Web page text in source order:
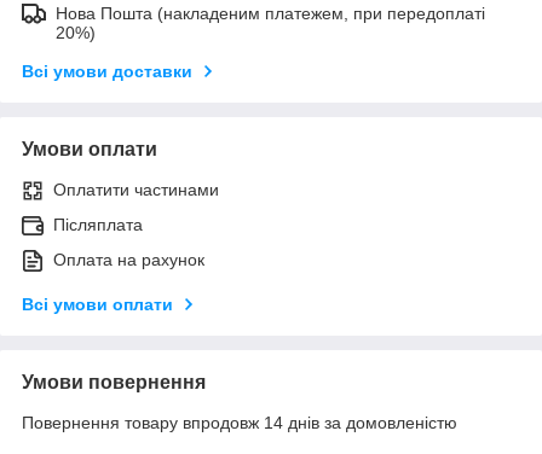
Нова Пошта (накладеним платежем, при передоплаті
20%)
Всі умови доставки
Умови оплати
Оплатити частинами
Післяплата
Оплата на рахунок
Всі умови оплати
Умови повернення
Повернення товару впродовж 14 днів за домовленістю